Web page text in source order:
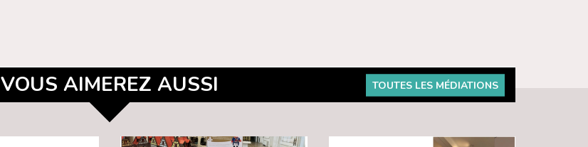
VOUS AIMEREZ AUSSI TOUTES LES MÉDIATIONS